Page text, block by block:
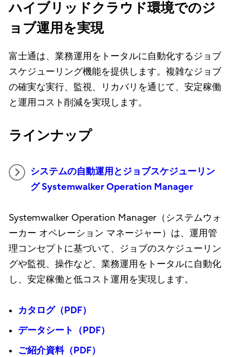
ハイブリッドクラウド環境でのジ
ョブ運用を実現
富士通は、業務運用をトータルに自動化するジョブ
スケジューリング機能を提供します。複雑なジョブ
の確実な実行、監視、リカバリを通じて、安定稼働
と運用コスト削減を実現します。
ラインナップ
システムの自動運用とジョブスケジューリン
グ Systemwalker Operation Manager
Systemwalker Operation Manager（システムウォ
ーカー オペレーション マネージャー）は、運用管
理コンセプトに基づいて、ジョブのスケジューリン
グや監視、操作など、業務運用をトータルに自動化
し、安定稼働と低コスト運用を実現します。
カタログ（PDF）
データシート（PDF）
ご紹介資料（PDF）